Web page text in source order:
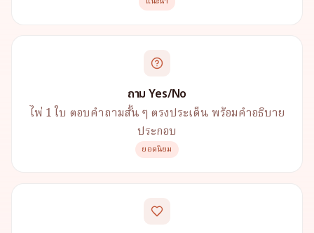
ถาม Yes/No
ไพ่ 1 ใบ ตอบคำถามสั้น ๆ ตรงประเด็น พร้อมคำอธิบาย
ประกอบ
ยอดนิยม